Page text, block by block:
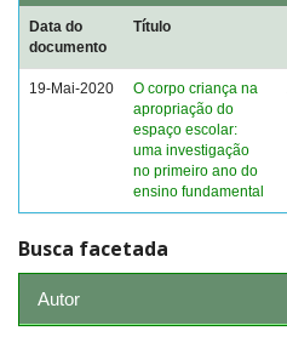
Data do
documento
Título
19-Mai-2020
O corpo criança na
apropriação do
espaço escolar:
uma investigação
no primeiro ano do
ensino fundamental
Busca facetada
Autor